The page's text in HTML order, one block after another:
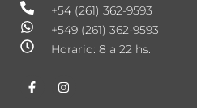
+54 (261) 362-9593
+549 (261) 362-9593
Horario: 8 a 22 hs.
F
a
I
n